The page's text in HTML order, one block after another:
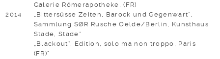
Galerie Römerapotheke, (FR)
2014
„Bittersüsse Zeiten, Barock und Gegenwart“,
Sammlung SØR Rusche Oelde/Berlin, Kunsthaus
Stade, Stade*
„Blackout”, Edition, solo ma non troppo, Paris
(FR)*